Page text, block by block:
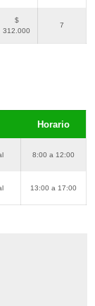
$
312.000
7
Horario
8:00 a 12:00
13:00 a 17:00